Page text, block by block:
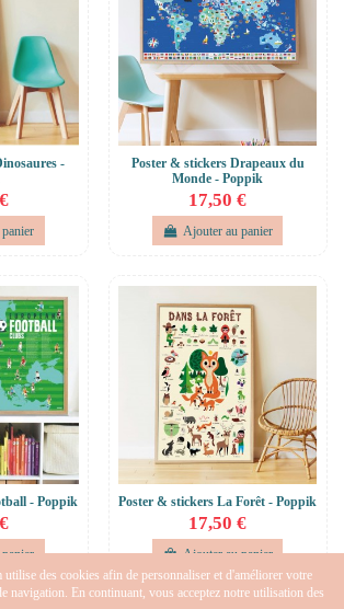
-
Poster & stickers Drapeaux du
Monde - Poppik
17,50 €
Ajouter au panier
- Poppik Poster & stickers La Forêt - Poppik
17,50 €
Ajouter au panier
utilise des cookies afin de personnaliser et d'améliorer votre
navigation. En continuant, vous acceptez notre utilisation des